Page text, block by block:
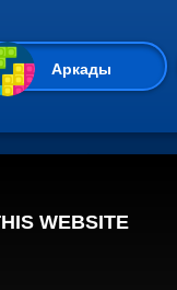
Аркады
Веселые